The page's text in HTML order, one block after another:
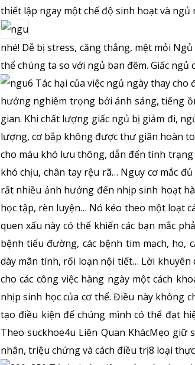
thiết lập ngay một chế độ sinh hoạt và ngủ
nhé! Dễ bị stress, căng thẳng, mệt mỏi
thể chúng ta so với ngủ ban đêm. Giấc ngủ
hưởng nghiêm trọng bởi ánh sáng, tiếng
gian. Khi chất lượng giấc ngủ bị giảm đi,
lượng, cơ bắp không được thư giãn hoàn
cho máu khó lưu thông, dẫn đến tình
khó chịu, chân tay rệu rã… Nguy cơ mắc
rất nhiều ảnh hưởng đến nhịp sinh hoạt
học tập, rèn luyện… Nó kéo theo một loạt
quen xấu này có thể khiến các bạn mắc
bệnh tiểu đường, các bệnh tim mạch, ho,
dày mãn tính, rối loạn nội tiết… Lời
cho các công việc hàng ngày một cách
nhịp sinh học của cơ thể. Điều này không
tạo điều kiện để chúng mình có thể đạt
Theo suckhoe4u Liên Quan KhácMẹo
nhân, triệu chứng và cách điều trị8 loại thực